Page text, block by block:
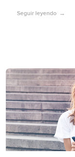
Seguir leyendo